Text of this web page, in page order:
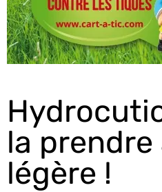
la prendre
légère !